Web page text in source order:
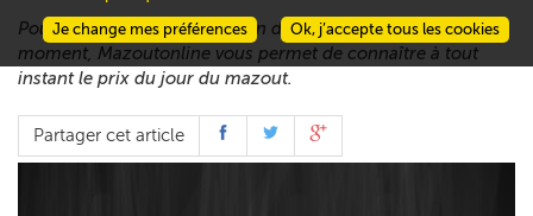
Pour vous aider à faire le plein de votre cuve au meilleur
moment, Mazoutonline vous permet de connaître à tout
instant le prix du jour du mazout.
Partager cet article
Ok, j’accepte tous les cookies
Je change mes préférences